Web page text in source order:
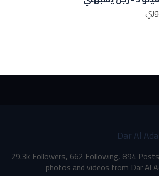
Dar Al
29.3k Followers, 662 Following, 894
photos and videos from Dar Al